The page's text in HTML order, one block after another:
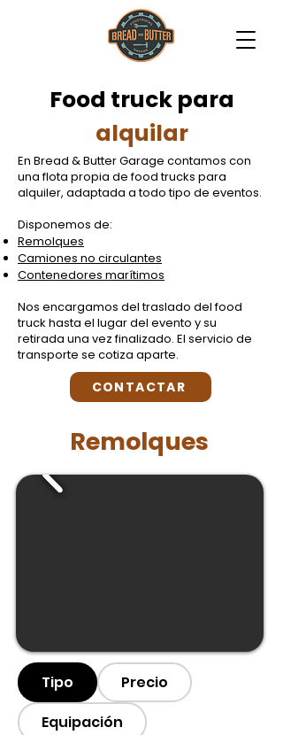
Food truck para
alquilar
En Bread & Butter Garage contamos con
una flota propia de food trucks para
alquiler, adaptada a todo tipo de eventos.
Disponemos de:
Remolques
Camiones no circulantes
Contenedores marítimos
Nos encargamos del traslado del food
truck hasta el lugar del evento y su
retirada una vez finalizado. El servicio de
transporte se cotiza aparte.
CONTACTAR
Remolques
Tipo
Precio
Equipación